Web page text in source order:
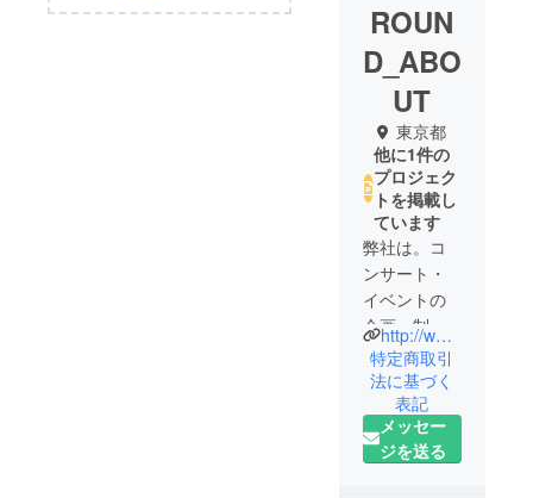
ROUN
D_ABO
UT
東京都
他に1件の
プロジェク
トを掲載し
ています
弊社は。コ
ンサート・
イベントの
企画、制
作、ブッキ
ング、興
業、会館自
主事業、学
園祭、ホテ
http://www.r-about.co.jp/
特定商取引
法に基づく
表記
メッセー
ジを送る